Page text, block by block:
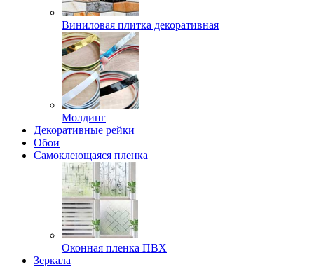
Виниловая плитка декоративная
Молдинг
Декоративные рейки
Обои
Самоклеющаяся пленка
Оконная пленка ПВХ
Зеркала